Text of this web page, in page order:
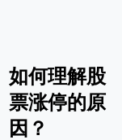
如何理解股
票涨停的原
因？